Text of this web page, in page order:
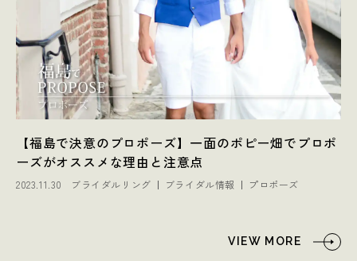
【福島で決意のプロポーズ】一面のポピー畑でプロポ
ーズがオススメな理由と注意点
2023.11.30 ブライダルリング ブライダル情報 プロポーズ
VIEW MORE